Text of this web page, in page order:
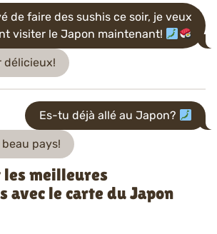
de faire des sushis ce soir, je veux
visiter le Japon maintenant!
délicieux!
Es-tu déjà allé au Japon?
pays!
les meilleures
avec le carte du Japon